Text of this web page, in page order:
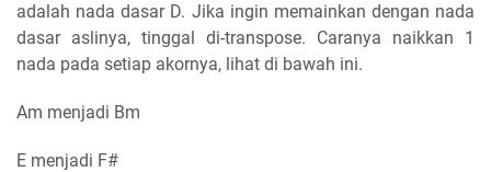
adalah nada dasar D. Jika ingin memainkan dengan nada
dasar aslinya, tinggal di-transpose. Caranya naikkan 1
nada pada setiap akornya, lihat di bawah ini.
Am menjadi Bm
E menjadi F#